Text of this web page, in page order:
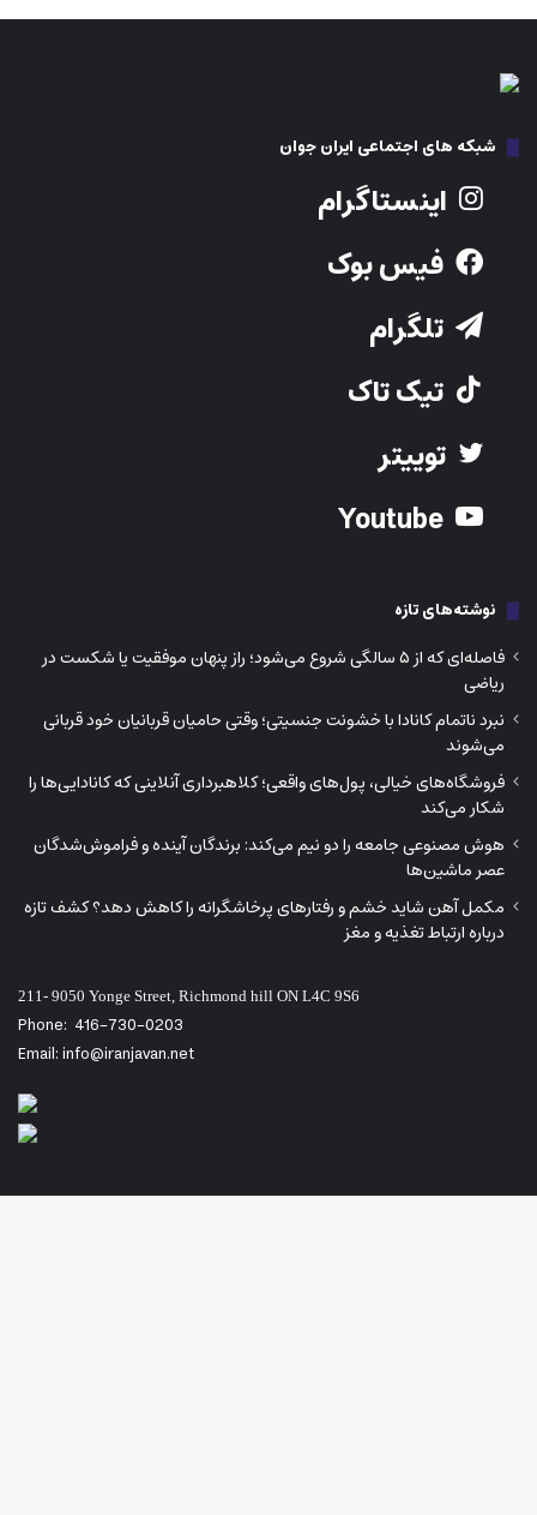
شبکه های اجتماعی ایران جوان
اینستاگرام
فیس بوک
تلگرام
تیک تاک
توییتر
نوشته‌های تازه
فاصله‌ای که از ۵ سالگی شروع می‌شود؛ راز پنهان موفقیت یا شکست در
ریاضی
نبرد ناتمام کانادا با خشونت جنسیتی؛ وقتی حامیان قربانیان خود قربانی
می‌شوند
فروشگاه‌های خیالی، پول‌های واقعی؛ کلاهبرداری آنلاینی که کانادایی‌ها را
شکار می‌کند
هوش مصنوعی جامعه را دو نیم می‌کند: برندگان آینده و فراموش‌شدگان
عصر ماشین‌ها
مکمل آهن شاید خشم و رفتارهای پرخاشگرانه را کاهش دهد؟ کشف تازه
درباره ارتباط تغذیه و مغز
211- 9050 Yonge Street, Richmond hill ON L4C 9S6
Phone: 416-730-0203
Email: info@iranjavan.net